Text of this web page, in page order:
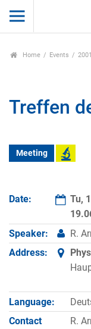
Home Events 2001
Treffen
Meeting
Date: Tu,
Speaker:
R.
Address:
Language:
Contact
R.